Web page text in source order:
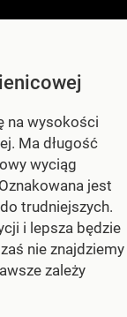
na wysokości
Ma długość
wyciąg
jest
trudniejszych.
i lepsza będzie
nie znajdziemy
zależy